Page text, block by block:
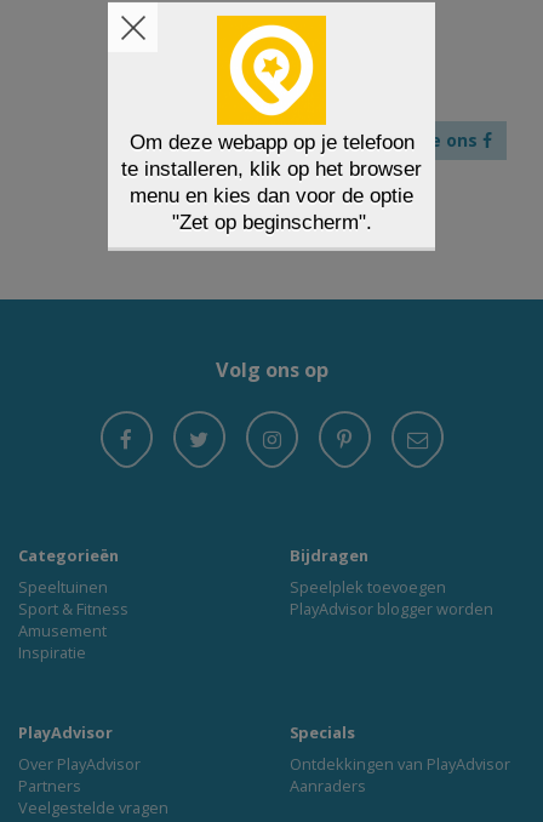
Like ons
Volg ons op
Categorieën
Speeltuinen
Sport & Fitness
Amusement
Inspiratie
Bijdragen
Speelplek toevoegen
PlayAdvisor blogger worden
PlayAdvisor
Over PlayAdvisor
Partners
Veelgestelde vragen
Specials
Ontdekkingen van PlayAdvisor
Aanraders